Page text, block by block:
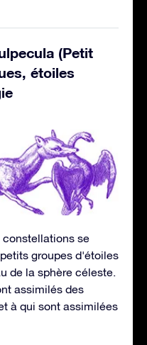
(Petit
étoiles
constellations se
groupes d'étoiles
de la sphère céleste.
assimilés des
à qui sont assimilées